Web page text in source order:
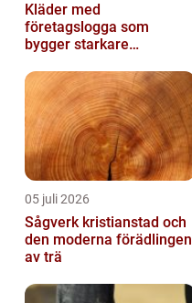
Kläder med
företagslogga som
bygger starkare
05 juli 2026
Sågverk kristianstad och
den moderna förädlingen
av trä